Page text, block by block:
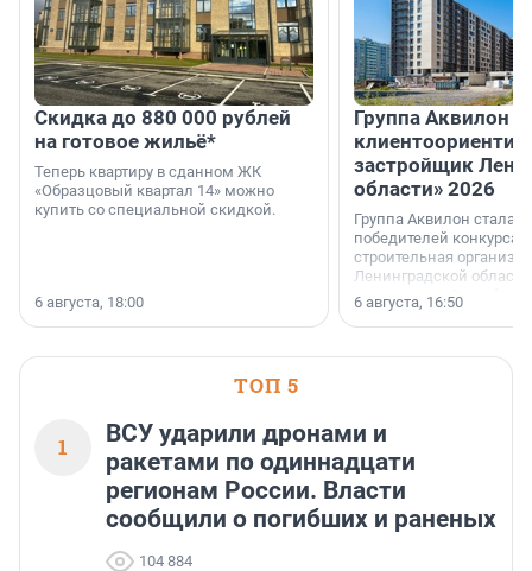
Скидка до 880 000 рублей
на готовое жильё*
Теперь квартиру в сданном ЖК
«Образцовый квартал 14» можно
купить со специальной скидкой.
6 августа, 18:00
Группа Аквилон
застройщик
области» 2026
Группа Аквилон стала
победителей конкурса
строительная
Ленинградской области
номинации «Самый
застройщик
области».
6 августа, 16:50
ТОП 5
1
ВСУ ударили дронами и
ракетами по одиннадцати
регионам России. Власти
сообщили о погибших и раненых
104 884